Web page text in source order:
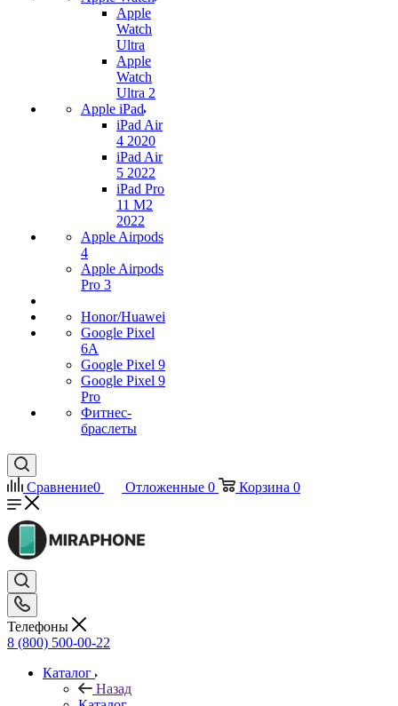
Apple
Watch
Ultra
Apple
Watch
Ultra 2
Apple iPad
iPad Air
4 2020
iPad Air
5 2022
iPad Pro
11 M2
2022
Apple Airpods
4
Apple Airpods
Pro 3
Honor/Huawei
Google Pixel
6A
Google Pixel 9
Google Pixel 9
Pro
Фитнес-
браслеты
Сравнение0 Отложенные 0 Корзина 0
Телефоны
8 (800) 500-00-22
Каталог
Назад